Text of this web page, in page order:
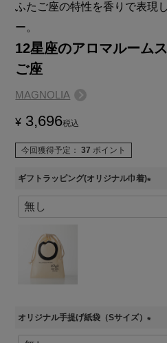
ふたご座の特性を香りで表現
ー。
12星座のアロマルーム
ご座
MAGNOLIA
¥ 3,696税込
今回獲得予定： 37 ポイント
ギフトラッピング(オリジナル巾着)
(
オリジナル手提げ紙袋（Sサイズ）
(